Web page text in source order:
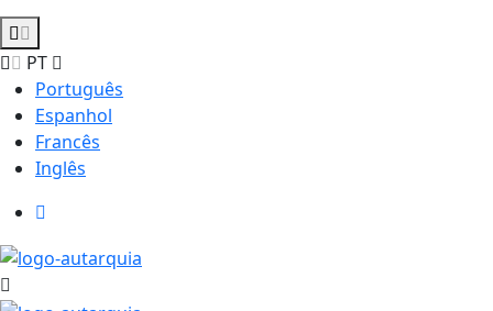
PT
Português
Espanhol
Francês
Inglês